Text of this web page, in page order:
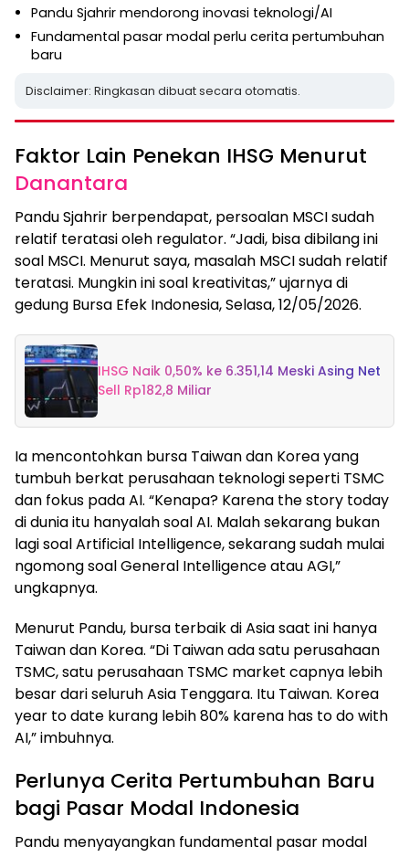
Pandu Sjahrir mendorong inovasi teknologi/AI
Fundamental pasar modal perlu cerita pertumbuhan
baru
Disclaimer: Ringkasan dibuat secara otomatis.
Faktor Lain Penekan IHSG Menurut
Danantara
Pandu Sjahrir berpendapat, persoalan MSCI sudah
relatif teratasi oleh regulator. “Jadi, bisa dibilang ini
soal MSCI. Menurut saya, masalah MSCI sudah relatif
teratasi. Mungkin ini soal kreativitas,” ujarnya di
gedung Bursa Efek Indonesia, Selasa, 12/05/2026.
IHSG Naik 0,50% ke 6.351,14 Meski Asing Net
Sell Rp182,8 Miliar
Ia mencontohkan bursa Taiwan dan Korea yang
tumbuh berkat perusahaan teknologi seperti TSMC
dan fokus pada AI. “Kenapa? Karena the story today
di dunia itu hanyalah soal AI. Malah sekarang bukan
lagi soal Artificial Intelligence, sekarang sudah mulai
ngomong soal General Intelligence atau AGI,”
ungkapnya.
Menurut Pandu, bursa terbaik di Asia saat ini hanya
Taiwan dan Korea. “Di Taiwan ada satu perusahaan
TSMC, satu perusahaan TSMC market capnya lebih
besar dari seluruh Asia Tenggara. Itu Taiwan. Korea
year to date kurang lebih 80% karena has to do with
AI,” imbuhnya.
Perlunya Cerita Pertumbuhan Baru
bagi Pasar Modal Indonesia
Pandu menyayangkan fundamental pasar modal